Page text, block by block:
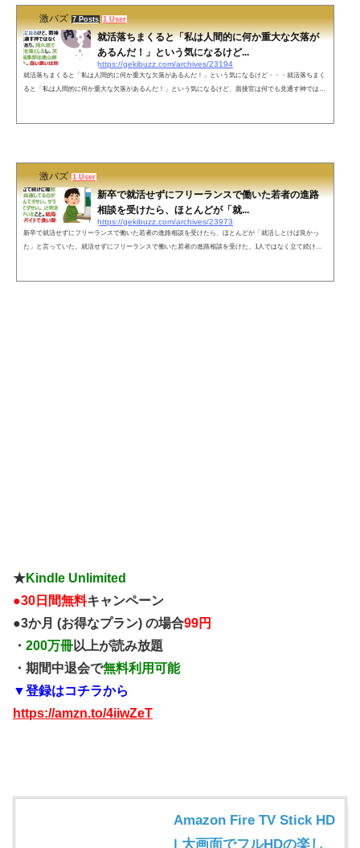
激バズ 7 Posts 1 User
就活落ちまくると「私は人間的に何か重大な欠落が
あるんだ！」という気になるけど...
https://gekibuzz.com/archives/23194
就活落ちまくると「私は人間的に何か重大な欠落があるんだ！」という気になるけど・・・就活落ちまく
ると「私は人間的に何か重大な欠落があるんだ！」という気になるけど、面接官は何でも見通す神ではな
激バズ 1 User
新卒で就活せずにフリーランスで働いた若者の進路
相談を受けたら、ほとんどが「就...
https://gekibuzz.com/archives/23973
新卒で就活せずにフリーランスで働いた若者の進路相談を受けたら、ほとんどが「就活しとけば良かっ
た」と言っていた。就活せずにフリーランスで働いた若者の進路相談を受けた。1人ではなく立て続けに
★Kindle Unlimited
●30日間無料キャンペーン
●3か月 (お得なプラン) の場合99円
・ 200万冊以上が読み放題
・期間中退会で無料利用可能
▼登録はコチラから
https://amzn.to/4iiwZeT
Amazon Fire TV Stick HD
| 大画面でフルHDの楽し